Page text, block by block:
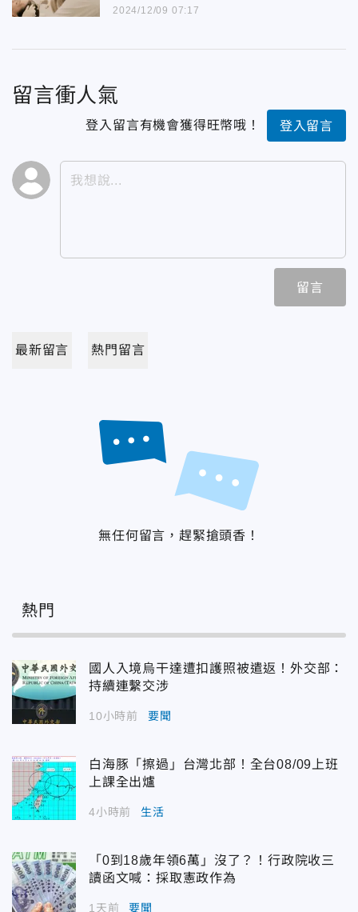
2024/12/09 07:17
留言衝人氣
登入留言有機會獲得旺幣哦！ 登入留言
留言
最新留言 熱門留言
無任何留言，趕緊搶頭香！
熱門
國人入境烏干達遭扣護照被遣返！外交部：
持續連繫交涉
10小時前 要聞
白海豚「擦過」台灣北部！全台08/09上班
上課全出爐
4小時前 生活
「0到18歲年領6萬」沒了？！行政院收三
讀函文喊：採取憲政作為
1天前 要聞